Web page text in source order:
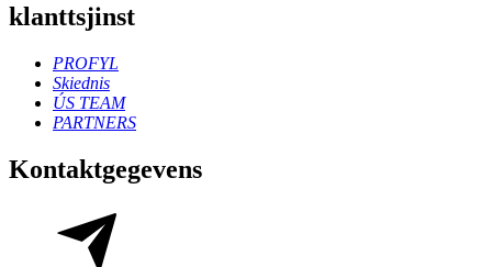
klanttsjinst
PROFYL
Skiednis
ÚS TEAM
PARTNERS
Kontaktgegevens